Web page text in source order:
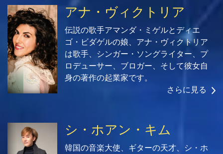
アナ・ヴィクトリア
伝説の歌手アマンダ・ミゲルとディエ
ゴ・ビダゲルの娘、アナ・ヴィクトリア
は歌手、シンガー・ソングライター、プ
ロデューサー、ブロガー、そして彼女自
身の著作の起業家です。
さらに見る
シ・ホアン・キム
韓国の音楽大使、ギターの天才、シ・ホ